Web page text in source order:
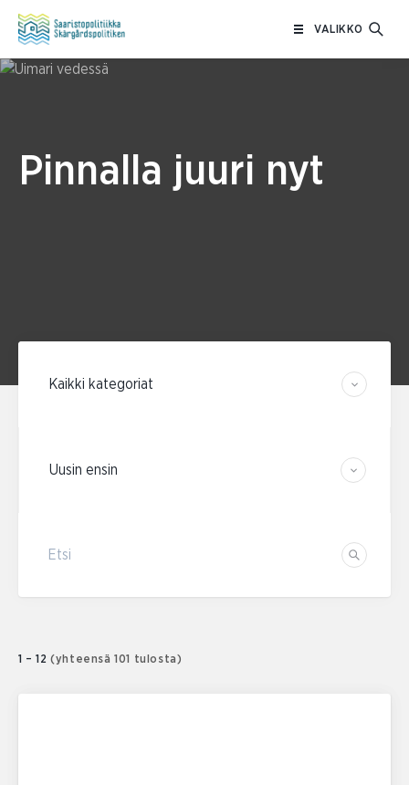
VALIKKO
Pinnalla juuri nyt
Etsi
1 – 12 (yhteensä 101 tulosta)